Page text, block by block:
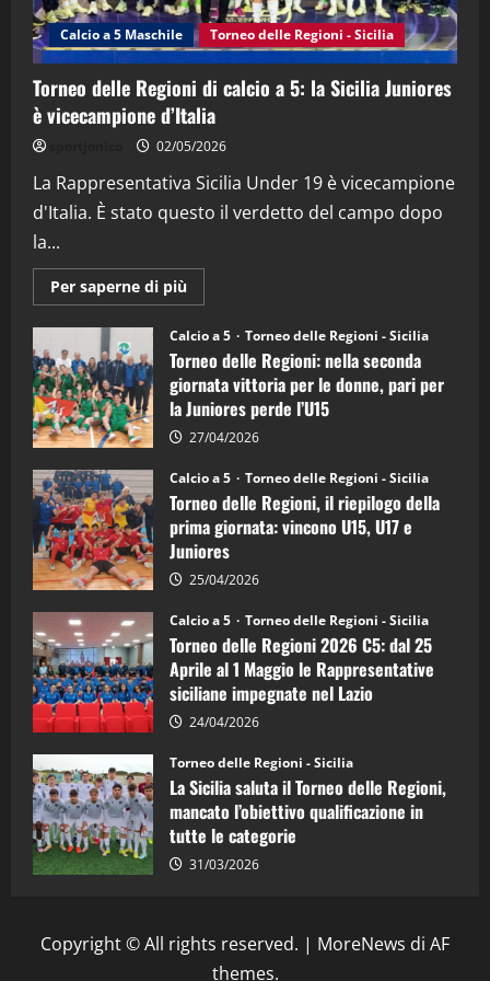
4
(Martedi 14 Aprile 2026)
15/04/2026
"SportEmpire" in Podcast
“SportEmpire” in Podcast: 26^ Puntata
08/04/2026
Calcio a 5 Maschile Torneo delle Regioni - Sicilia
Torneo delle Regioni di calcio a 5: la Sicilia Juniores
è vicecampione d’Italia
02/05/2026
La Rappresentativa Sicilia Under 19 è vicecampione
d'Italia. È stato questo il verdetto del campo dopo
la...
Per saperne di più
informazioni
Torneo
delle
Regioni
di
calcio
a
5:
la
Juniores
è
vicecampione
d’Italia
Calcio a 5 Torneo delle Regioni - Sicilia
Torneo delle Regioni: nella seconda
giornata vittoria per le donne, pari per
la Juniores perde l’U15
27/04/2026
Calcio a 5 Torneo delle Regioni - Sicilia
Torneo delle Regioni, il riepilogo della
prima giornata: vincono U15, U17 e
Juniores
25/04/2026
Calcio a 5 Torneo delle Regioni - Sicilia
Torneo delle Regioni 2026 C5: dal 25
Aprile al 1 Maggio le Rappresentative
siciliane impegnate nel Lazio
24/04/2026
Torneo delle Regioni - Sicilia
La Sicilia saluta il Torneo delle Regioni,
mancato l’obiettivo qualificazione in
tutte le categorie
31/03/2026
Copyright © All rights reserved. | MoreNews di AF
themes.